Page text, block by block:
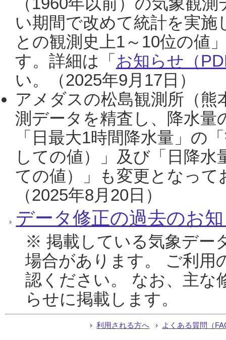
い期間で改めて統計を実
との観測史上1～10位の値
す。詳細は「 お知らせ（
い。（2025年9月17日）
アメダスの松島観測所（熊
測データを精査し、降水
「日最大1時間降水量」の
しての値）」及び「日降
ての値）」も変更となっ
（2025年8月20日）
データ修正の過去のお
※ 掲載している気象デー
場合があります。 ご利用
認ください。 なお、主な
らせに掲載します。
利用される方へ よくある質問（